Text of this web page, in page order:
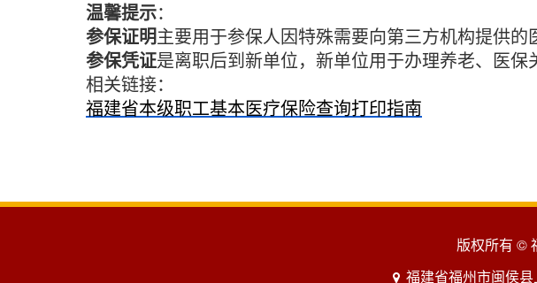
温馨提示：
参保证明 主要用于参保人因特殊需要向第三方机构提供的
参保凭证是离职后到新单位，新单位用于办理养老、医保
相关链接：
福建省本级职工基本医疗保险查询打印指南
版权所有 ©
福建省福州市闽侯